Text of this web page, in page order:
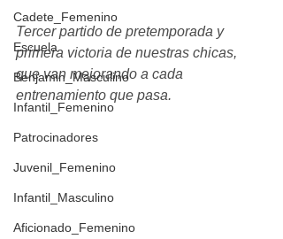
Cadete_Femenino
Escuela
Benjamin_Masculino
Infantil_Femenino
Patrocinadores
Juvenil_Femenino
Infantil_Masculino
Aficionado_Femenino
Tercer partido de pretemporada y
primera victoria de nuestras chicas,
que van mejorando a cada
entrenamiento que pasa.